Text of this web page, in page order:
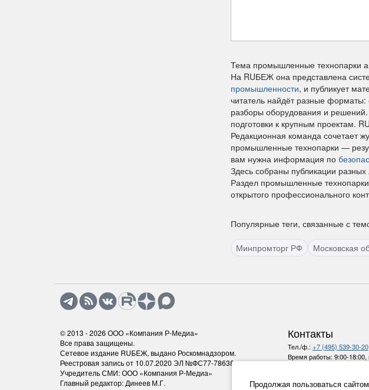
Тема промышленные технопарки
На RUБЕЖ она представлена
промышленности, и публикует
читатель найдёт разные форматы:
разборы оборудования и решений.
подготовки к крупным проектам.
Редакционная команда сочетает
промышленные технопарки —
вам нужна информация по
Здесь собраны публикации
Раздел промышленные
открытого профессионального
Популярные теги, связанные с
Минпромторг РФ Московская
© 2013 - 2026 ООО «Компания Р-Медиа»
Все права защищены.
Сетевое издание RUБЕЖ, выдано Роскомнадзором.
Реестровая запись от 10.07.2020 ЭЛ №ФС77-78638
Учредитель СМИ: ООО «Компания Р-Медиа»
Главный редактор: Динеев М.Г.
Контакты
Тел./ф.:+7 (495) 539-30-20
Время работы:9:00-18:00,
Продолжая пользоваться